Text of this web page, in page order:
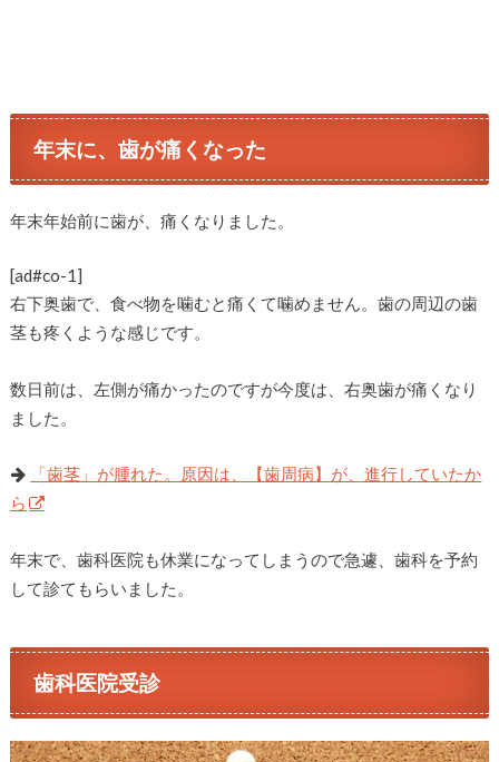
年末に、歯が痛くなった
年末年始前に歯が、痛くなりました。
[ad#co-1]
右下奥歯で、食べ物を噛むと痛くて噛めません。歯の周辺の歯
茎も疼くような感じです。
数日前は、左側が痛かったのですが今度は、右奥歯が痛くなり
ました。
「歯茎」が腫れた。原因は、【歯周病】が、進行していたか
ら
年末で、歯科医院も休業になってしまうので急遽、歯科を予約
して診てもらいました。
歯科医院受診